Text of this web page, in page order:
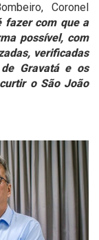
Coronel
fazer com que a
possível, com
verificadas
Gravatá e os
o São João